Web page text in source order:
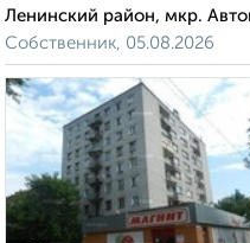
Ленинский район, мкр.
Собственник, 05.08.2026